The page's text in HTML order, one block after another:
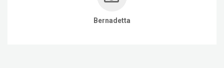
Bernadetta